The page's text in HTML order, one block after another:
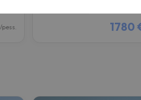
/pess. 1780